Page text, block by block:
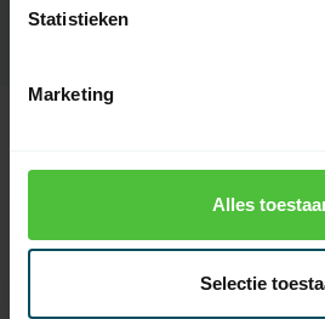
Statistieken
Marketing
Alles
Selectie
Recent bekeken